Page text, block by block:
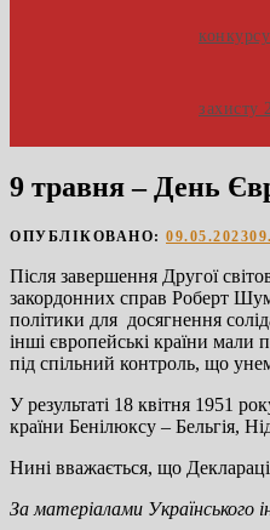
захисту
9 травня – День
ОПУБЛІКОВАНО: 09.05.2023
Після завершення Другої
закордонних справ Роберт
політики для досягнення
інші європейські країни мали
під спільний контроль, що
У результаті 18 квітня 1951
країни Бенілюксу – Бельгія,
Нині вважається, що
За матеріалами Українського